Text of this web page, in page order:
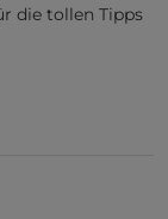
die tollen Tipps